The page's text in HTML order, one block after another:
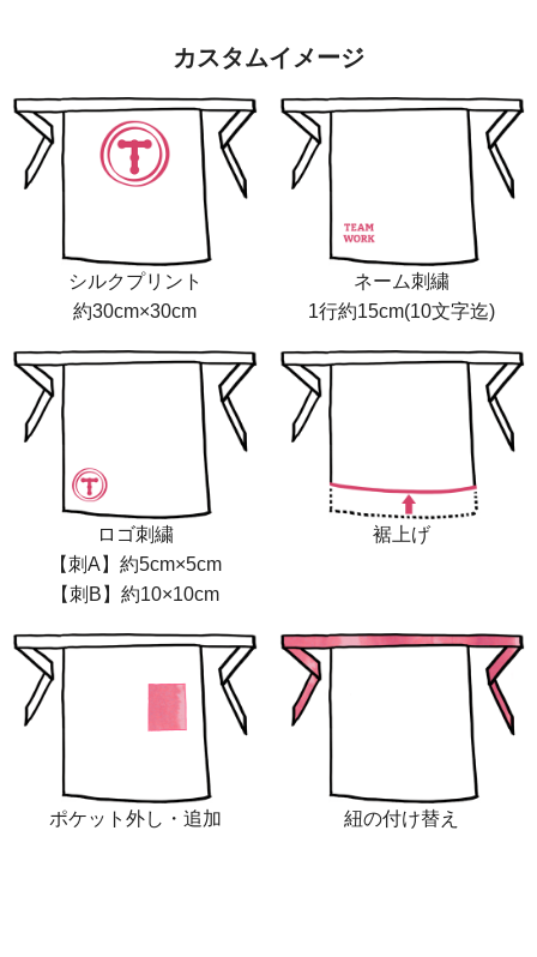
カスタムイメージ
シルクプリント
約30cm×30cm
ネーム刺繍
1行約15cm(10文字迄)
ロゴ刺繍
【刺A】約5cm×5cm
【刺B】約10×10cm
裾上げ
ポケット外し・追加 紐の付け替え